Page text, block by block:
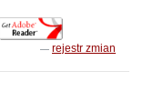
rejestr zmian